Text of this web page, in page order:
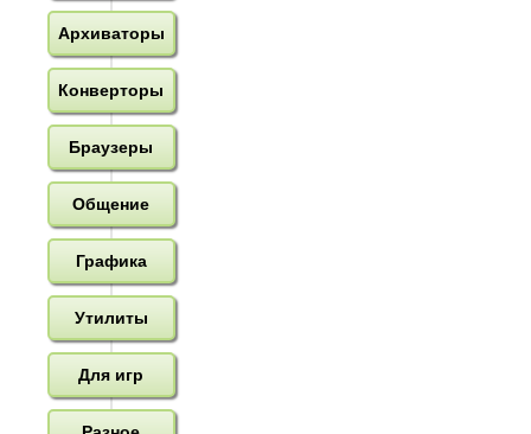
Архиваторы
Конверторы
Браузеры
Общение
Графика
Утилиты
Для игр